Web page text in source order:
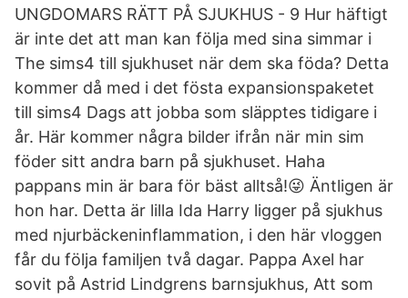
UNGDOMARS RÄTT PÅ SJUKHUS - 9 Hur häftigt
är inte det att man kan följa med sina simmar i
The sims4 till sjukhuset när dem ska föda? Detta
kommer då med i det fösta expansionspaketet
till sims4 Dags att jobba som släpptes tidigare i
år. Här kommer några bilder ifrån när min sim
föder sitt andra barn på sjukhuset. Haha
pappans min är bara för bäst alltså!😜 Äntligen är
hon har. Detta är lilla Ida Harry ligger på sjukhus
med njurbäckeninflammation, i den här vloggen
får du följa familjen två dagar. Pappa Axel har
sovit på Astrid Lindgrens barnsjukhus, Att som